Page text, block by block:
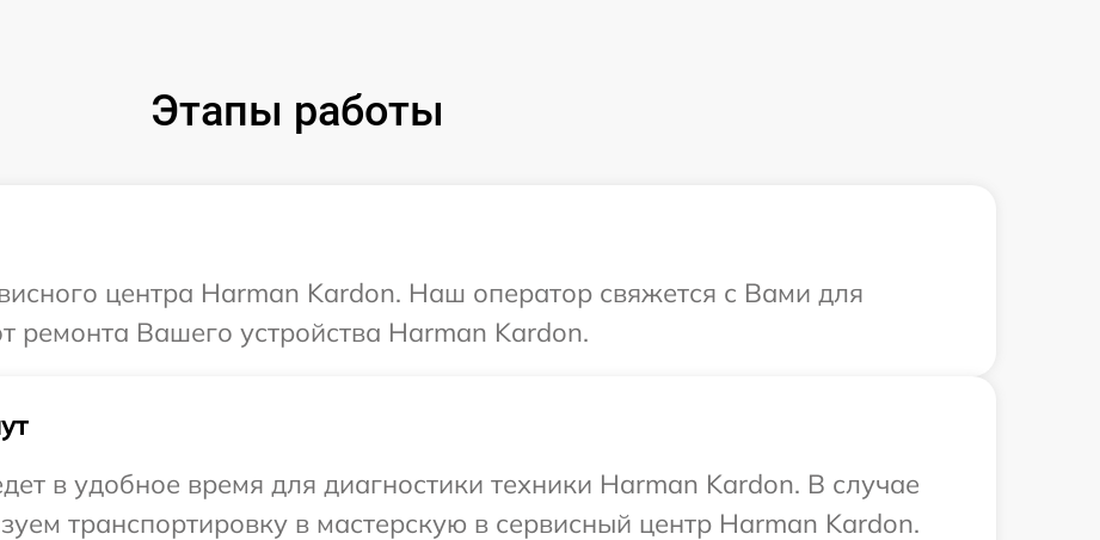
Этапы работы
центра Harman Kardon. Наш оператор свяжется с Вами для
ремонта Вашего устройства Harman Kardon.
в удобное время для диагностики техники Harman Kardon. В случае
транспортировку в мастерскую в сервисный центр Harman Kardon.